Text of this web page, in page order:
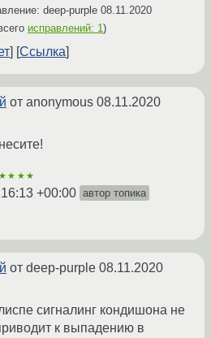
deep-purple 08.11.2020
исправлений: 1)
Ссылка
от anonymous 08.11.2020
+00:00 автор топика
от deep-purple 08.11.2020
сигналинг кондишона не
к выпадению в